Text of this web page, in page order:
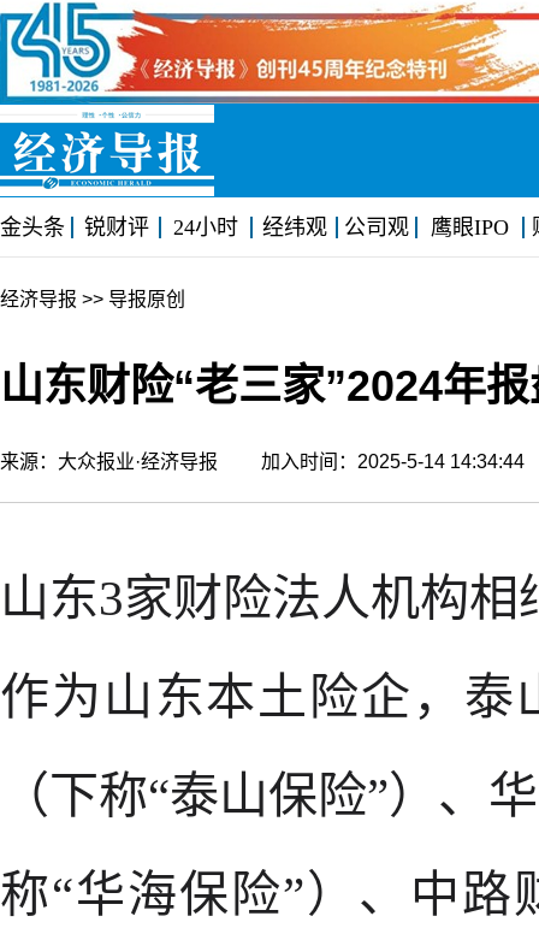
金头条 锐财评 24小时 经纬观 公司观 鹰眼IPO
经济导报 >> 导报原创
山东财险“老三家”2024年
来源：大众报业·经济导报 加入时间：2025-5-14
山东3家财险法人机构相
作为山东本土险企，泰
（下称“泰山保险”）、
称“华海保险”）、中